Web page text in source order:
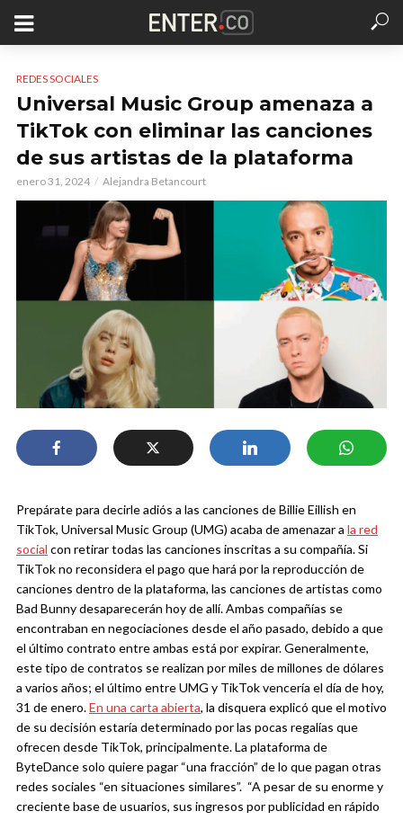
REDES SOCIALES
Universal Music Group amenaza a
TikTok con eliminar las canciones
de sus artistas de la plataforma
enero 31, 2024 Alejandra Betancourt
Prepárate para decirle adiós a las canciones de Billie Eillish en
TikTok, Universal Music Group (UMG) acaba de amenazar a la red
social con retirar todas las canciones inscritas a su compañía. Si
TikTok no reconsidera el pago que hará por la reproducción de
canciones dentro de la plataforma, las canciones de artistas como
Bad Bunny desaparecerán hoy de allí.Ambas compañías se
encontraban en negociaciones desde el año pasado, debido a que
el último contrato entre ambas está por expirar. Generalmente,
este tipo de contratos se realizan por miles de millones de dólares
a varios años; el último entre UMG y TikTok vencería el día de hoy,
31 de enero.En una carta abierta, la disquera explicó que el motivo
de su decisión estaría determinado por las pocas regalías que
ofrecen desde TikTok, principalmente. La plataforma de
ByteDance solo quiere pagar “una fracción” de lo que pagan otras
redes sociales “en situaciones similares”. “A pesar de su enorme y
creciente base de usuarios, sus ingresos por publicidad en rápido